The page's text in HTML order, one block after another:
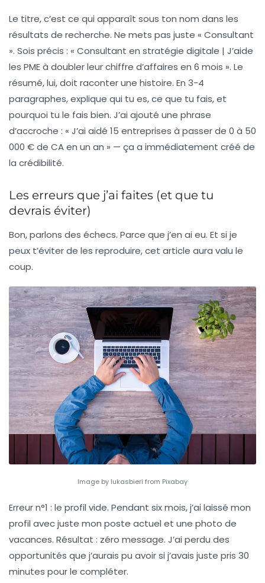
Le titre, c’est ce qui apparaît sous ton nom dans les
résultats de recherche. Ne mets pas juste « Consultant
». Sois précis : « Consultant en stratégie digitale | J’aide
les PME à doubler leur chiffre d’affaires en 6 mois ». Le
résumé, lui, doit raconter une histoire. En 3-4
paragraphes, explique qui tu es, ce que tu fais, et
pourquoi tu le fais bien. J’ai ajouté une phrase
d’accroche : « J’ai aidé 15 entreprises à passer de 0 à 50
000 € de CA en un an » — ça a immédiatement créé de
la crédibilité.
Les erreurs que j’ai faites (et que tu
devrais éviter)
Bon, parlons des échecs. Parce que j’en ai eu. Et si je
peux t’éviter de les reproduire, cet article aura valu le
coup.
Image by lukasbieri from Pixabay
Erreur n°1 : le profil vide. Pendant six mois, j’ai laissé mon
profil avec juste mon poste actuel et une photo de
vacances. Résultat : zéro message. J’ai perdu des
opportunités que j’aurais pu avoir si j’avais juste pris 30
minutes pour le compléter.